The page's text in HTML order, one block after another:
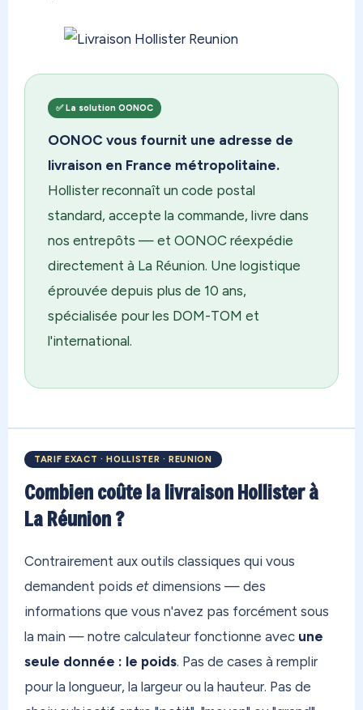
surprise à l'arrivée. Chaque option est là si vous en
carte.
Depuis 2015, OONOC c'est l'expert de la
réexpédition de colis en Outre-mer et à
l'international. Des milliers de clients — DOM-
nous font déjà confiance. Rejoignez-les sur
oonoc.us. Inscription gratuite, adresse disponible
immédiatement. À bientôt !
✅ La solution OONOC
OONOC vous fournit une adresse de
livraison en France métropolitaine.
Hollister reconnaît un code postal
standard, accepte la commande, livre dans
nos entrepôts — et OONOC réexpédie
directement à La Réunion. Une logistique
éprouvée depuis plus de 10 ans,
spécialisée pour les DOM-TOM et
l'international.
TARIF EXACT · HOLLISTER · REUNION
Combien coûte la livraison Hollister à
La Réunion ?
Contrairement aux outils classiques qui vous
demandent poids et dimensions — des
informations que vous n'avez pas forcément sous
la main — notre calculateur fonctionne avec une
seule donnée : le poids. Pas de cases à remplir
pour la longueur, la largeur ou la hauteur. Pas de